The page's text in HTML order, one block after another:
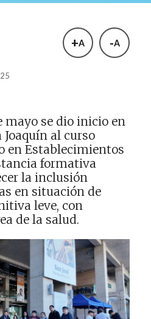
+A -A
mayo se dio inicio en
Joaquín al curso
en Establecimientos
formativa
la inclusión
en situación de
leve, con
de la salud.